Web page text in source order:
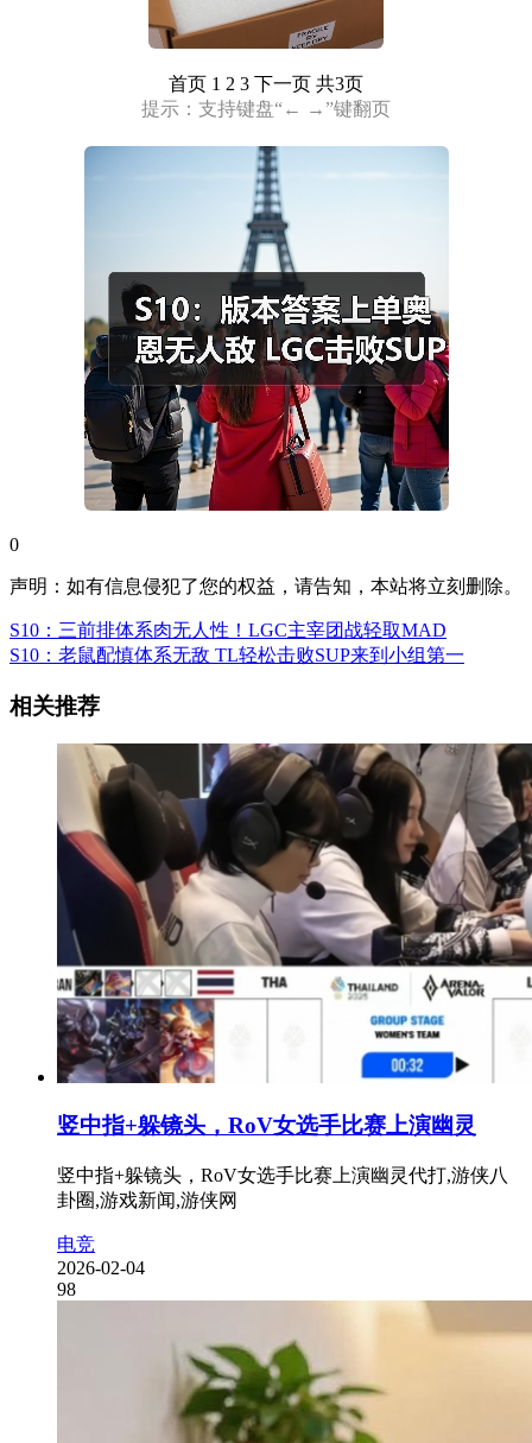
首页 1 2 3 下一页 共3页
提示：支持键盘“← →”键翻页
0
声明：如有信息侵犯了您的权益，请告知，本站将立刻删除。
S10：三前排体系肉无人性！LGC主宰团战轻取MAD
S10：老鼠配慎体系无敌 TL轻松击败SUP来到小组第一
相关推荐
竖中指+躲镜头，RoV女选手比赛上演幽灵
竖中指+躲镜头，RoV女选手比赛上演幽灵代打,游侠八
卦圈,游戏新闻,游侠网
电竞
2026-02-04
98